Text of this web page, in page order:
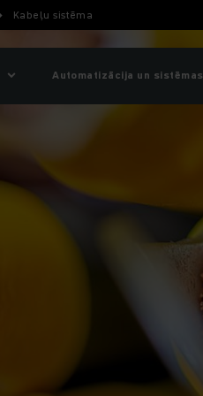
Kabeļu sistēma
Automatizācija un sistēmas